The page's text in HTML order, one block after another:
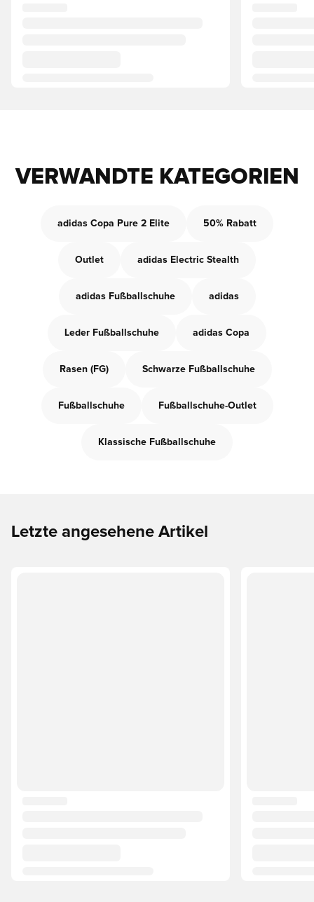
VERWANDTE KATEGORIEN
adidas Copa Pure 2 Elite 50% Rabatt
Outlet adidas Electric Stealth
adidas Fußballschuhe adidas
Leder Fußballschuhe adidas Copa
Rasen (FG) Schwarze Fußballschuhe
Fußballschuhe Fußballschuhe-Outlet
Klassische Fußballschuhe
Letzte angesehene Artikel